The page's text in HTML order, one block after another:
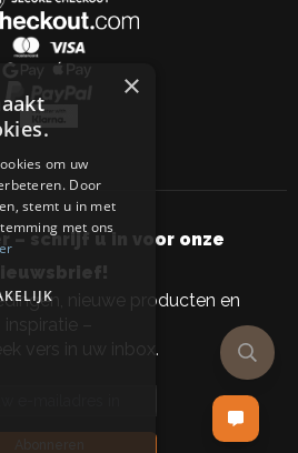
– schrijf u in voor onze
nieuwe producten en
inspiratie –
vers in uw inbox.
×
om uw
Door
stemt u in met
met ons